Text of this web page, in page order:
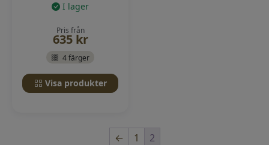
I lager
Pris från
635 kr
4 färger
Visa produkter
← 1 2